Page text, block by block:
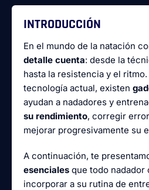
INTRODUCCIÓN
En el mundo de la natación
detalle cuenta: desde la
hasta la resistencia y el ritmo.
tecnología actual, existen
ayudan a nadadores y
su rendimiento, corregir
mejorar progresivamente su
A continuación, te
esenciales que todo
incorporar a su rutina de